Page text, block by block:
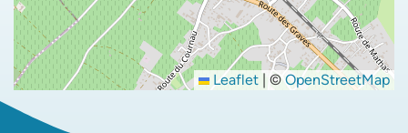
Leaflet | © OpenStreetMap